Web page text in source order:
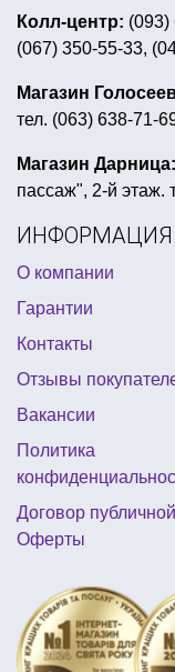
костюмы
шары с гелием
украшения день
фольгированные
набор детский
бумажная
день рождение в
необычные
тарелки на
новогодние
украшения для
шары для нового
товары для
новогодние
украшения из
Колл-центр: (093)
(067) 350-55-33,
Магазин
тел. (063) 638-71-
Магазин Дарница:
пассаж", 2-й этаж.
ИНФОРМАЦИЯ
О компании
Гарантии
Контакты
Отзывы
Вакансии
Политика
Договор публичной
Оферты